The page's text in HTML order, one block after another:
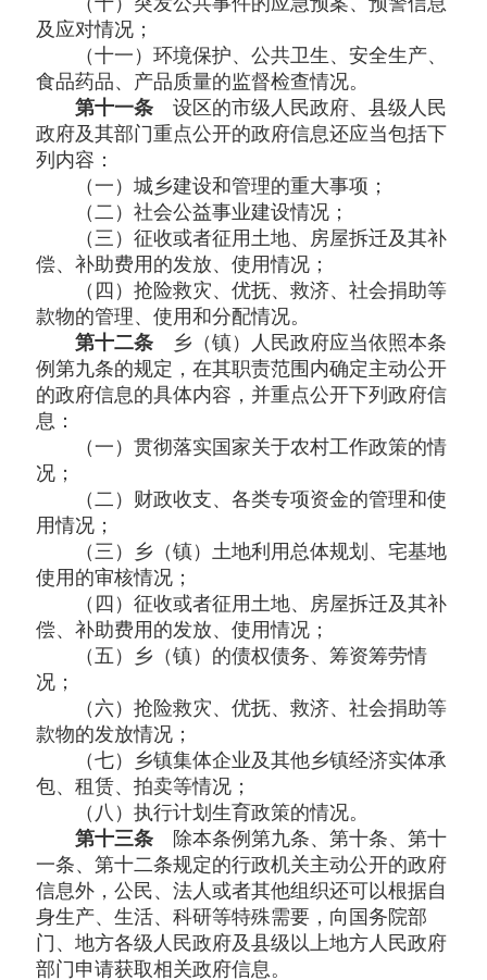
及应对情况；
（十一）环境保护、公共卫生、安全生产、
食品药品、产品质量的监督检查情况。
第十一条设区的市级人民政府、县级人民
政府及其部门重点公开的政府信息还应当包括下
列内容：
（一）城乡建设和管理的重大事项；
（二）社会公益事业建设情况；
（三）征收或者征用土地、房屋拆迁及其补
偿、补助费用的发放、使用情况；
（四）抢险救灾、优抚、救济、社会捐助等
款物的管理、使用和分配情况。
第十二条乡（镇）人民政府应当依照本条
例第九条的规定，在其职责范围内确定主动公开
的政府信息的具体内容，并重点公开下列政府信
息：
（一）贯彻落实国家关于农村工作政策的情
况；
（二）财政收支、各类专项资金的管理和使
用情况；
（三）乡（镇）土地利用总体规划、宅基地
使用的审核情况；
（四）征收或者征用土地、房屋拆迁及其补
偿、补助费用的发放、使用情况；
（五）乡（镇）的债权债务、筹资筹劳情
况；
（六）抢险救灾、优抚、救济、社会捐助等
款物的发放情况；
（七）乡镇集体企业及其他乡镇经济实体承
包、租赁、拍卖等情况；
（八）执行计划生育政策的情况。
第十三条除本条例第九条、第十条、第十
一条、第十二条规定的行政机关主动公开的政府
信息外，公民、法人或者其他组织还可以根据自
身生产、生活、科研等特殊需要，向国务院部
门、地方各级人民政府及县级以上地方人民政府
部门申请获取相关政府信息。